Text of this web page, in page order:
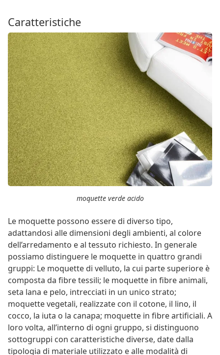
Caratteristiche
moquette verde acido
Le moquette possono essere di diverso tipo,
adattandosi alle dimensioni degli ambienti, al colore
dell’arredamento e al tessuto richiesto. In generale
possiamo distinguere le moquette in quattro grandi
gruppi: Le moquette di velluto, la cui parte superiore è
composta da fibre tessili; le moquette in fibre animali,
seta lana e pelo, intrecciati in un unico strato;
moquette vegetali, realizzate con il cotone, il lino, il
cocco, la iuta o la canapa; moquette in fibre artificiali. A
loro volta, all’interno di ogni gruppo, si distinguono
sottogruppi con caratteristiche diverse, date dalla
tipologia di materiale utilizzato e alle modalità di